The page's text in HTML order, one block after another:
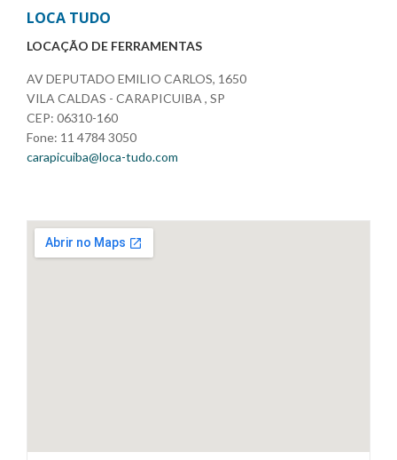
LOCA TUDO
LOCAÇÃO DE FERRAMENTAS
AV DEPUTADO EMILIO CARLOS, 1650
VILA CALDAS - CARAPICUIBA , SP
CEP: 06310-160
Fone: 11 4784 3050
carapicuiba@loca-tudo.com